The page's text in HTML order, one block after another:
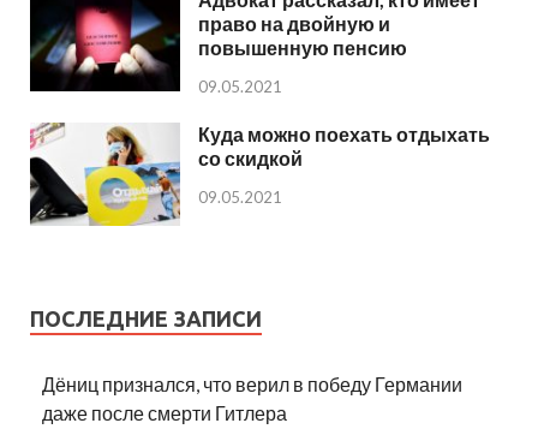
право на двойную и
повышенную пенсию
09.05.2021
Куда можно поехать отдыхать
со скидкой
09.05.2021
ПОСЛЕДНИЕ ЗАПИСИ
Дёниц признался, что верил в победу Германии
даже после смерти Гитлера